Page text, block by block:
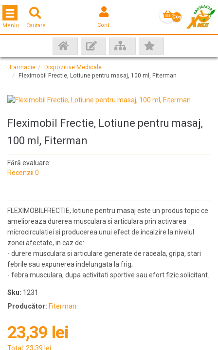
Cautare Cont
Coş
Toggle navigation
Meniu
Farmacie
Dispozitive Medicale
Fleximobil Frectie, Lotiune pentru masaj, 100 ml, Fiterman
Fleximobil Frectie, Lotiune pentru masaj,
100 ml, Fiterman
Fără evaluare:
Recenzii 0
FLEXIMOBILFRECTIE, lotiune pentru masaj este un produs topic ce
amelioreaza durerea musculara si articulara prin activarea
microcirculatiei si producerea unui efect de incalzire la nivelul
zonei afectate, in caz de:
- durere musculara si articulare generate de raceala, gripa, stari
febrile sau expunerea indelungata la frig;
- febra musculara, dupa activitati sportive sau efort fizic solicitant.
Sku: 1231
Producător: Fiterman
23,39 lei
Total: 23,39 lei